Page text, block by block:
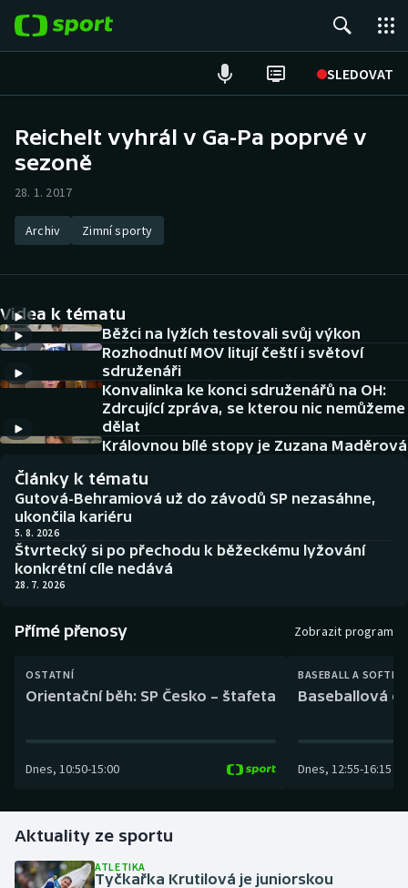
SLEDOVAT
Hokej
Atletika
DALŠÍ SPORTY
Americký fotbal
Baseball a softbal
Biatlon
Boby a skeleton
Curling
Dostihy
Futsal
Golf
Gymnastika
NEPŘEHLÉDNĚTE
Aplikace ČT sport
AZ kvíz
Reichelt vyhrál v Ga-Pa poprvé v
sezoně
28. 1. 2017
Archiv Zimní sporty
Videa k tématu
Běžci na lyžích testovali svůj výkon
Rozhodnutí MOV litují čeští i světoví
sdruženáři
Konvalinka ke konci sdruženářů na OH:
Zdrcující zpráva, se kterou nic nemůžeme
dělat
Královnou bílé stopy je Zuzana Maděrová
Články k tématu
Gutová-Behramiová už do závodů SP nezasáhne,
ukončila kariéru
5. 8. 2026
Štvrtecký si po přechodu k běžeckému lyžování
konkrétní cíle nedává
28. 7. 2026
Přímé přenosy Zobrazit program
OSTATNÍ
Orientační běh: SP Česko – štafeta
Dnes, 10:50-15:00
BASEBALL A
Baseballová
Dnes, 12:55-16:15
Aktuality ze sportu
ATLETIKA
Tyčkařka Krutilová je juniorskou